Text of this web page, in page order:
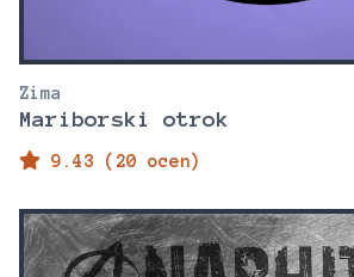
Zima
Mariborski otrok
9.43 (20 ocen)